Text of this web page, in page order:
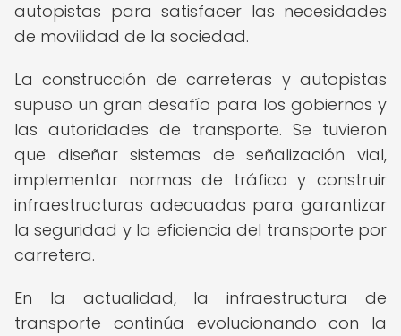
autopistas para satisfacer las necesidades
de movilidad de la sociedad.
La construcción de carreteras y autopistas
supuso un gran desafío para los gobiernos y
las autoridades de transporte. Se tuvieron
que diseñar sistemas de señalización vial,
implementar normas de tráfico y construir
infraestructuras adecuadas para garantizar
la seguridad y la eficiencia del transporte por
carretera.
En la actualidad, la infraestructura de
transporte continúa evolucionando con la